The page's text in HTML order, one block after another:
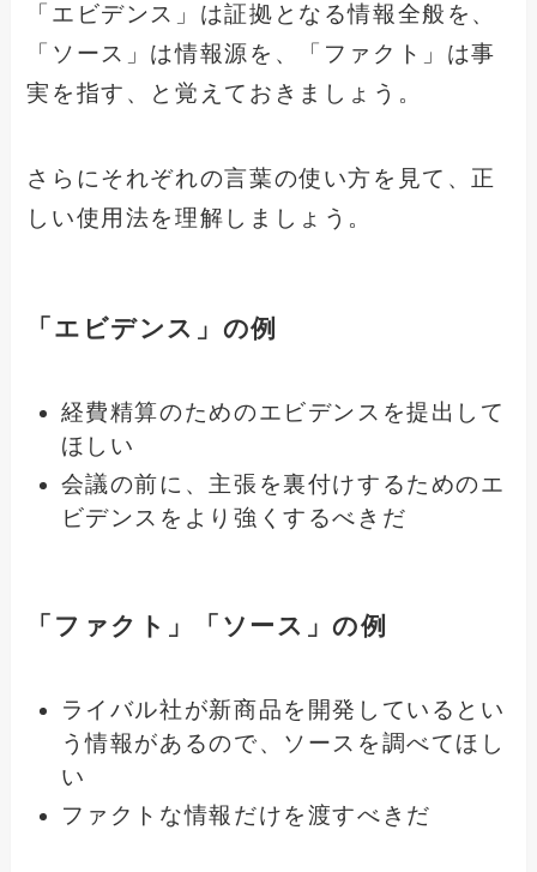
「エビデンス」は証拠となる情報全般を、
「ソース」は情報源を、「ファクト」は事
実を指す、と覚えておきましょう。
さらにそれぞれの言葉の使い方を見て、正
しい使用法を理解しましょう。
「エビデンス」の例
経費精算のためのエビデンスを提出して
ほしい
会議の前に、主張を裏付けするためのエ
ビデンスをより強くするべきだ
「ファクト」「ソース」の例
ライバル社が新商品を開発しているとい
う情報があるので、ソースを調べてほし
い
ファクトな情報だけを渡すべきだ